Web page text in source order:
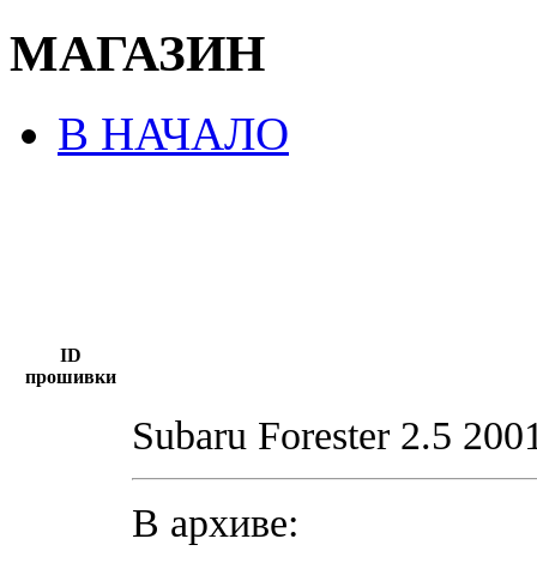
МАГАЗИН
В НАЧАЛО
ID
прошивки
Subaru Forester 2.5
В архиве: